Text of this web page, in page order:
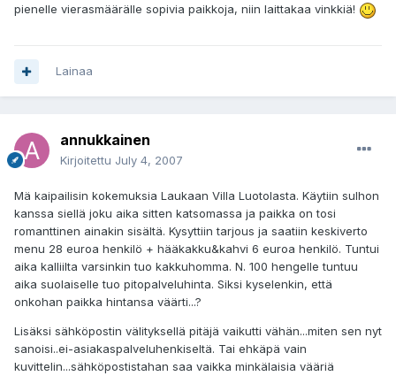
pienelle vierasmäärälle sopivia paikkoja, niin laittakaa vinkkiä!
Lainaa
annukkainen
Kirjoitettu July 4, 2007
Mä kaipailisin kokemuksia Laukaan Villa Luotolasta. Käytiin sulhon
kanssa siellä joku aika sitten katsomassa ja paikka on tosi
romanttinen ainakin sisältä. Kysyttiin tarjous ja saatiin keskiverto
menu 28 euroa henkilö + hääkakku&kahvi 6 euroa henkilö. Tuntui
aika kalliilta varsinkin tuo kakkuhomma. N. 100 hengelle tuntuu
aika suolaiselle tuo pitopalveluhinta. Siksi kyselenkin, että
onkohan paikka hintansa väärti...?
Lisäksi sähköpostin välityksellä pitäjä vaikutti vähän...miten sen nyt
sanoisi..ei-asiakaspalveluhenkiseltä. Tai ehkäpä vain
kuvittelin...sähköpostistahan saa vaikka minkälaisia vääriä